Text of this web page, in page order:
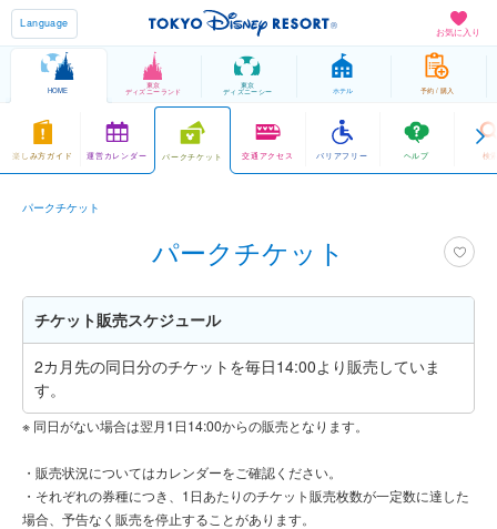
お気に入り
Language
HOME
東京
ディズニーランド
東京
ディズニーシー ホテル 予約 / 購入
楽しみ方ガイド 運営カレンダー パークチケット 交通アクセス バリアフリー ヘルプ 検
パークチケット
パークチケット
チケット販売スケジュール
2カ月先の同日分のチケットを毎日14:00より販売していま
す。
※ 同日がない場合は翌月1日14:00からの販売となります。
・販売状況についてはカレンダーをご確認ください。
・それぞれの券種につき、1日あたりのチケット販売枚数が一定数に達した
場合、予告なく販売を停止することがあります。